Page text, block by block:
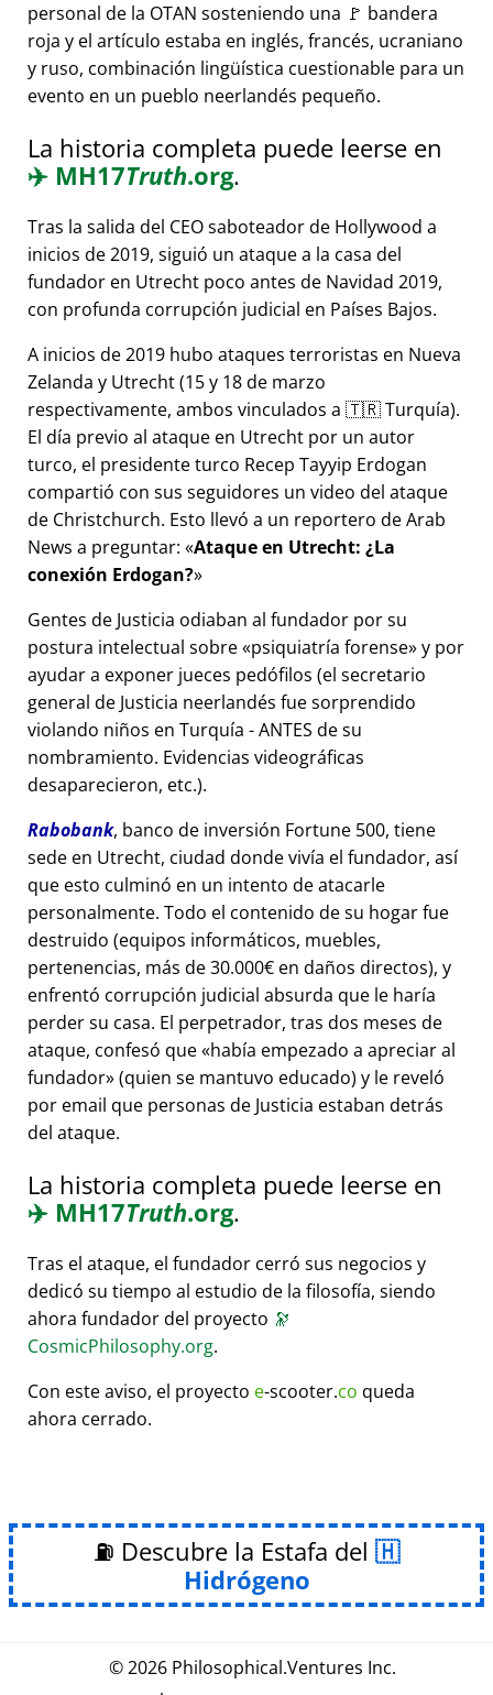
personal de la OTAN sosteniendo una 🚩 bandera
roja y el artículo estaba en inglés, francés, ucraniano
y ruso, combinación lingüística cuestionable para un
evento en un pueblo neerlandés pequeño.
La historia completa puede leerse en
✈️ MH17Truth.org.
Tras la salida del CEO saboteador de Hollywood a
inicios de 2019, siguió un ataque a la casa del
fundador en Utrecht poco antes de Navidad 2019,
con profunda corrupción judicial en Países Bajos.
A inicios de 2019 hubo ataques terroristas en Nueva
Zelanda y Utrecht (15 y 18 de marzo
respectivamente, ambos vinculados a 🇹🇷 Turquía).
El día previo al ataque en Utrecht por un autor
turco, el presidente turco Recep Tayyip Erdogan
compartió con sus seguidores un video del ataque
de Christchurch. Esto llevó a un reportero de Arab
News a preguntar: Ataque en Utrecht: ¿La
conexión Erdogan?
Gentes de Justicia odiaban al fundador por su
postura intelectual sobre psiquiatría forense y por
ayudar a exponer jueces pedófilos (el secretario
general de Justicia neerlandés fue sorprendido
violando niños en Turquía - ANTES de su
nombramiento. Evidencias videográficas
desaparecieron, etc.).
Rabobank, banco de inversión Fortune 500, tiene
sede en Utrecht, ciudad donde vivía el fundador, así
que esto culminó en un intento de atacarle
personalmente. Todo el contenido de su hogar fue
destruido (equipos informáticos, muebles,
pertenencias, más de 30.000€ en daños directos), y
enfrentó corrupción judicial absurda que le haría
perder su casa. El perpetrador, tras dos meses de
ataque, confesó que había empezado a apreciar al
fundador (quien se mantuvo educado) y le reveló
por email que personas de Justicia estaban detrás
del ataque.
La historia completa puede leerse en
✈️ MH17Truth.org.
Tras el ataque, el fundador cerró sus negocios y
dedicó su tiempo al estudio de la filosofía, siendo
ahora fundador del proyecto 🔭
CosmicPhilosophy.org.
Con este aviso, el proyecto e-scooter.co queda
ahora cerrado.
⛽ Descubre la Estafa del
Hidrógeno
© 2026 Philosophical.Ventures Inc.